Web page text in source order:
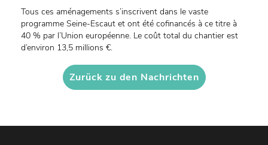
Tous ces aménagements s’inscrivent dans le vaste
programme Seine-Escaut et ont été cofinancés à ce titre à
40 % par l’Union européenne. Le coût total du chantier est
d’environ 13,5 millions €.
Zurück zu den Nachrichten